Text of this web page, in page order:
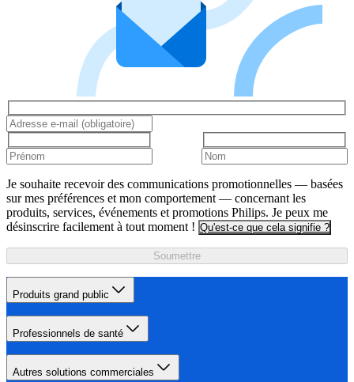
Je souhaite recevoir des communications promotionnelles — basées
sur mes préférences et mon comportement — concernant les
produits, services, événements et promotions Philips. Je peux me
désinscrire facilement à tout moment ! Qu'est-ce que cela signifie ?
Soumettre
Produits grand public
Professionnels de santé
Autres solutions commerciales